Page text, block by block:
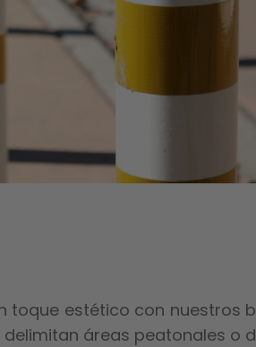
estético con nuestros
áreas peatonales o